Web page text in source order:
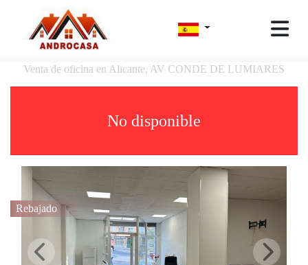
Venta de oficina en Alicante, AV CONDE DE LUMIARES
No disponible
Rebajado